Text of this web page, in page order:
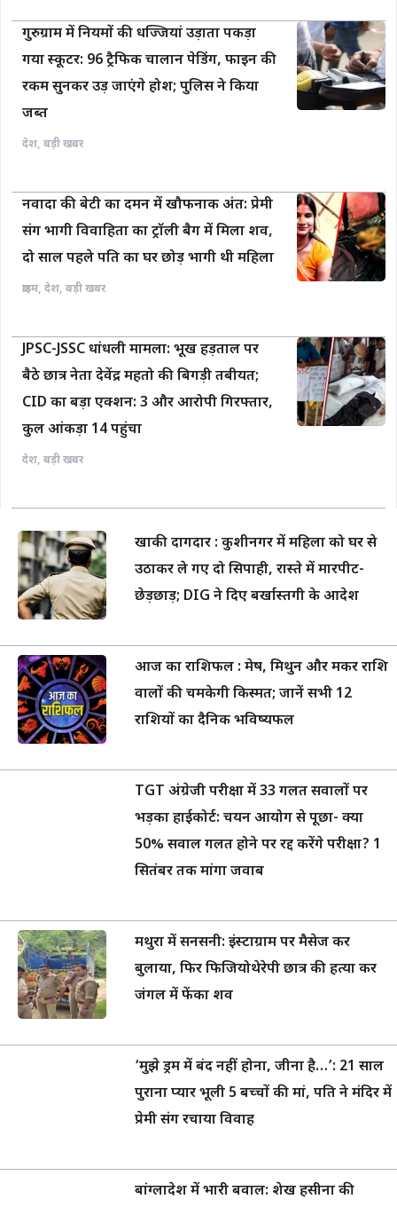
गुरुग्राम में नियमों की धज्जियां उड़ाता पकड़ा
गया स्कूटर: 96 ट्रैफिक चालान पेडिंग, फाइन की
रकम सुनकर उड़ जाएंगे होश; पुलिस ने किया
जब्त
देश, बड़ी खबर
नवादा की बेटी का दमन में खौफनाक अंत: प्रेमी
संग भागी विवाहिता का ट्रॉली बैग में मिला शव,
दो साल पहले पति का घर छोड़ भागी थी महिला
क्राइम, देश, बड़ी खबर
JPSC-JSSC धांधली मामला: भूख हड़ताल पर
बैठे छात्र नेता देवेंद्र महतो की बिगड़ी तबीयत;
CID का बड़ा एक्शन: 3 और आरोपी गिरफ्तार,
कुल आंकड़ा 14 पहुंचा
देश, बड़ी खबर
खाकी दागदार : कुशीनगर में महिला को घर से
उठाकर ले गए दो सिपाही, रास्ते में मारपीट-
छेड़छाड़; DIG ने दिए बर्खास्तगी के आदेश
आज का राशिफल : मेष, मिथुन और मकर राशि
वालों की चमकेगी किस्मत; जानें सभी 12
राशियों का दैनिक भविष्यफल
TGT अंग्रेजी परीक्षा में 33 गलत सवालों पर
भड़का हाईकोर्ट: चयन आयोग से पूछा- क्या
50% सवाल गलत होने पर रद्द करेंगे परीक्षा? 1
सितंबर तक मांगा जवाब
मथुरा में सनसनी: इंस्टाग्राम पर मैसेज कर
बुलाया, फिर फिजियोथेरेपी छात्र की हत्या कर
जंगल में फेंका शव
‘मुझे ड्रम में बंद नहीं होना, जीना है…’: 21 साल
पुराना प्यार भूली 5 बच्चों की मां, पति ने मंदिर में
प्रेमी संग रचाया विवाह
बांग्लादेश में भारी बवाल: शेख हसीना की